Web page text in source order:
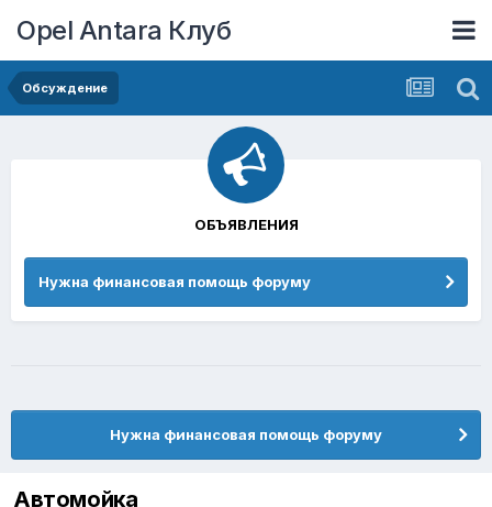
Opel Antara Клуб
Обсуждение
Нужна финансовая помощь форуму
Автомойка
ОБЪЯВЛЕНИЯ
Нужна финансовая помощь форуму